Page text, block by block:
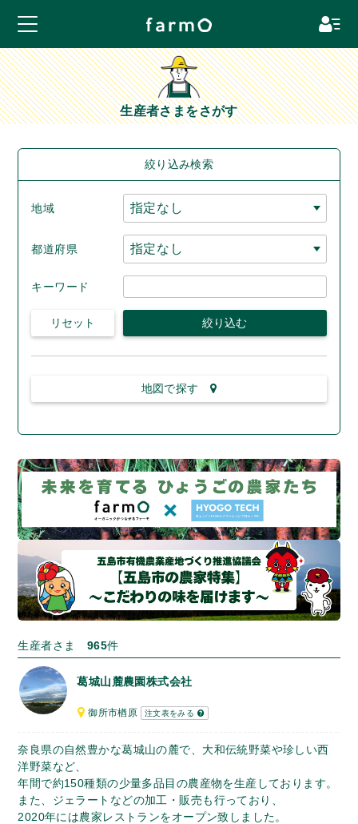
生産者さまをさがす
絞り込み検索
地域
都道府県
キーワード
地図で探す
生産者さま 965件
葛城山麓農園株式会社
御所市楢原 注文表をみる
奈良県の自然豊かな葛城山の麓で、大和伝統野菜や珍しい西
洋野菜など、
年間で約150種類の少量多品目の農産物を生産しております。
また、ジェラートなどの加工・販売も行っており、
2020年には農家レストランをオープン致しました。